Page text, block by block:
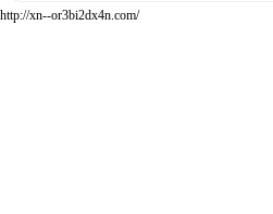
http://xn--or3bi2dx4n.com/